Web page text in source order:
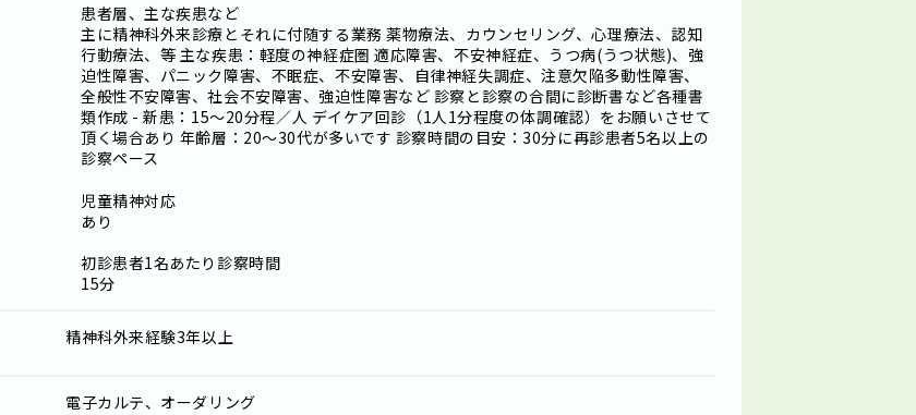
患者層、主な疾患など
主に精神科外来診療とそれに付随する業務 薬物療法、カウンセリング、心理療法、認知
行動療法、等 主な疾患：軽度の神経症圏 適応障害、不安神経症、うつ病(うつ状態)、強
迫性障害、パニック障害、不眠症、不安障害、自律神経失調症、注意欠陥多動性障害、
全般性不安障害、社会不安障害、強迫性障害など 診察と診察の合間に診断書など各種書
類作成 - 新患：15～20分程／人 デイケア回診（1人1分程度の体調確認）をお願いさせて
頂く場合あり 年齢層：20～30代が多いです 診察時間の目安：30分に再診患者5名以上の
診察ペース
児童精神対応
あり
初診患者1名あたり診察時間
15分
精神科外来経験3年以上
電子カルテ、オーダリング